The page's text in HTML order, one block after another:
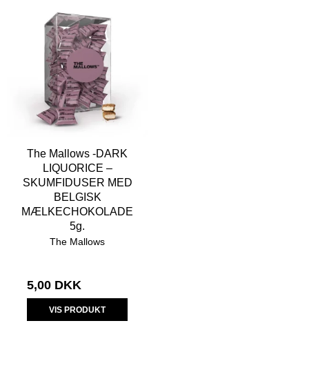
The Mallows -DARK
LIQUORICE –
SKUMFIDUSER MED
BELGISK
MÆLKECHOKOLADE
5g.
The Mallows
5,00 DKK
VIS PRODUKT